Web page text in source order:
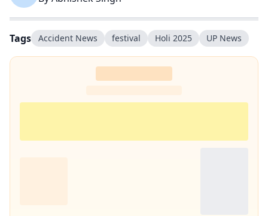
Tags Accident News festival Holi 2025 UP News